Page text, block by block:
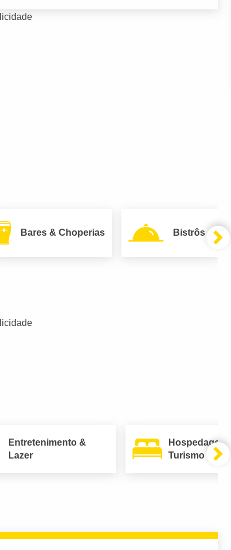
Bares & Choperias Bistrôs
Entretenimento &
Lazer
Hospedagem
Turismo